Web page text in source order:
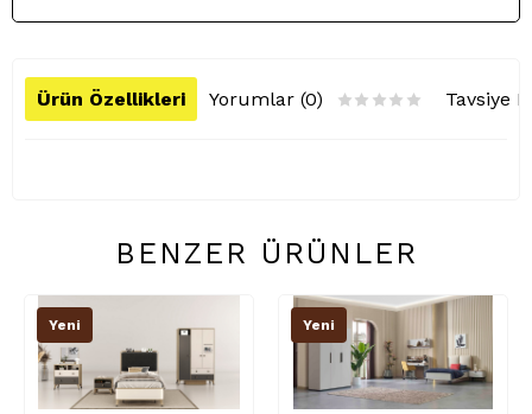
Ürün Özellikleri Yorumlar (0) Tavsiye
BENZER ÜRÜNLER
Yeni Yeni